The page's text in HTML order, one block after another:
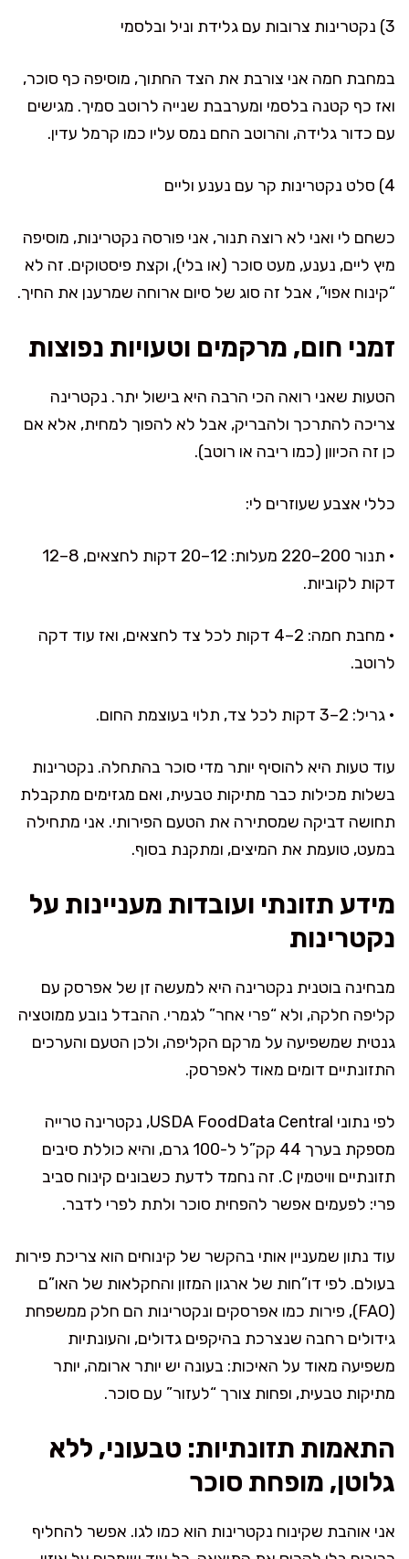
3) נקטרינות צרובות עם גלידת וניל ובלסמי
במחבת חמה אני צורבת את הצד החתוך, מוסיפה כף סוכר,
ואז כף קטנה בלסמי ומערבבת שנייה לרוטב סמיך. מגישים
עם כדור גלידה, והרוטב החם נמס עליו כמו קרמל עדין.
4) סלט נקטרינות קר עם נענע וליים
כשחם לי ואני לא רוצה תנור, אני פורסה נקטרינות, מוסיפה
מיץ ליים, נענע, מעט סוכר (או בלי), וקצת פיסטוקים. זה לא
“קינוח אפוי”, אבל זה סוג של סיום ארוחה שמרענן את החיך.
זמני חום, מרקמים וטעויות נפוצות
הטעות שאני רואה הכי הרבה היא בישול יתר. נקטרינה
צריכה להתרכך ולהבריק, אבל לא להפוך למחית, אלא אם
כן זה הכיוון (כמו ריבה או רוטב).
כללי אצבע שעוזרים לי:
• תנור 200–220 מעלות: 12–20 דקות לחצאים, 8–12
דקות לקוביות.
• מחבת חמה: 2–4 דקות לכל צד לחצאים, ואז עוד דקה
לרוטב.
• גריל: 2–3 דקות לכל צד, תלוי בעוצמת החום.
עוד טעות היא להוסיף יותר מדי סוכר בהתחלה. נקטרינות
בשלות מכילות כבר מתיקות טבעית, ואם מגזימים מתקבלת
תחושה דביקה שמסתירה את הטעם הפירותי. אני מתחילה
במעט, טועמת את המיצים, ומתקנת בסוף.
מידע תזונתי ועובדות מעניינות על
נקטרינות
מבחינה בוטנית נקטרינה היא למעשה זן של אפרסק עם
קליפה חלקה, ולא “פרי אחר” לגמרי. ההבדל נובע ממוטציה
גנטית שמשפיעה על מרקם הקליפה, ולכן הטעם והערכים
התזונתיים דומים מאוד לאפרסק.
לפי נתוני USDA FoodData Central, נקטרינה טרייה
מספקת בערך 44 קק”ל ל-100 גרם, והיא כוללת סיבים
תזונתיים וויטמין C. זה נחמד לדעת כשבונים קינוח סביב
פרי: לפעמים אפשר להפחית סוכר ולתת לפרי לדבר.
עוד נתון שמעניין אותי בהקשר של קינוחים הוא צריכת פירות
בעולם. לפי דו”חות של ארגון המזון והחקלאות של האו”ם
(FAO), פירות כמו אפרסקים ונקטרינות הם חלק ממשפחת
גידולים רחבה שנצרכת בהיקפים גדולים, והעונתיות
משפיעה מאוד על האיכות: בעונה יש יותר ארומה, יותר
מתיקות טבעית, ופחות צורך “לעזור” עם סוכר.
התאמות תזונתיות: טבעוני, ללא
גלוטן, מופחת סוכר
אני אוהבת שקינוח נקטרינות הוא כמו לגו. אפשר להחליף